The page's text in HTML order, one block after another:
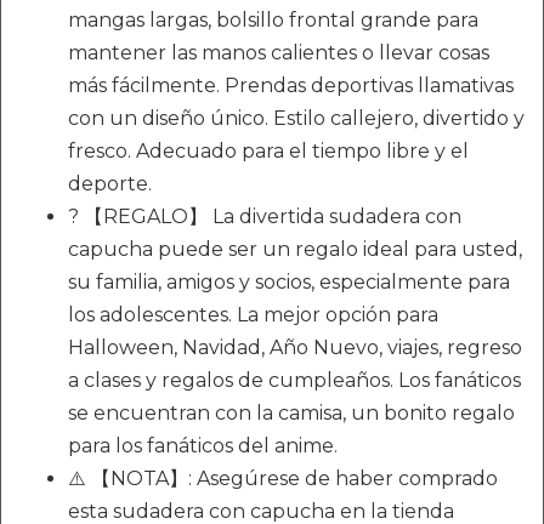
mangas largas, bolsillo frontal grande para
mantener las manos calientes o llevar cosas
más fácilmente. Prendas deportivas llamativas
con un diseño único. Estilo callejero, divertido y
fresco. Adecuado para el tiempo libre y el
deporte.
? 【REGALO】 La divertida sudadera con
capucha puede ser un regalo ideal para usted,
su familia, amigos y socios, especialmente para
los adolescentes. La mejor opción para
Halloween, Navidad, Año Nuevo, viajes, regreso
a clases y regalos de cumpleaños. Los fanáticos
se encuentran con la camisa, un bonito regalo
para los fanáticos del anime.
⚠️ 【NOTA】: Asegúrese de haber comprado
esta sudadera con capucha en la tienda